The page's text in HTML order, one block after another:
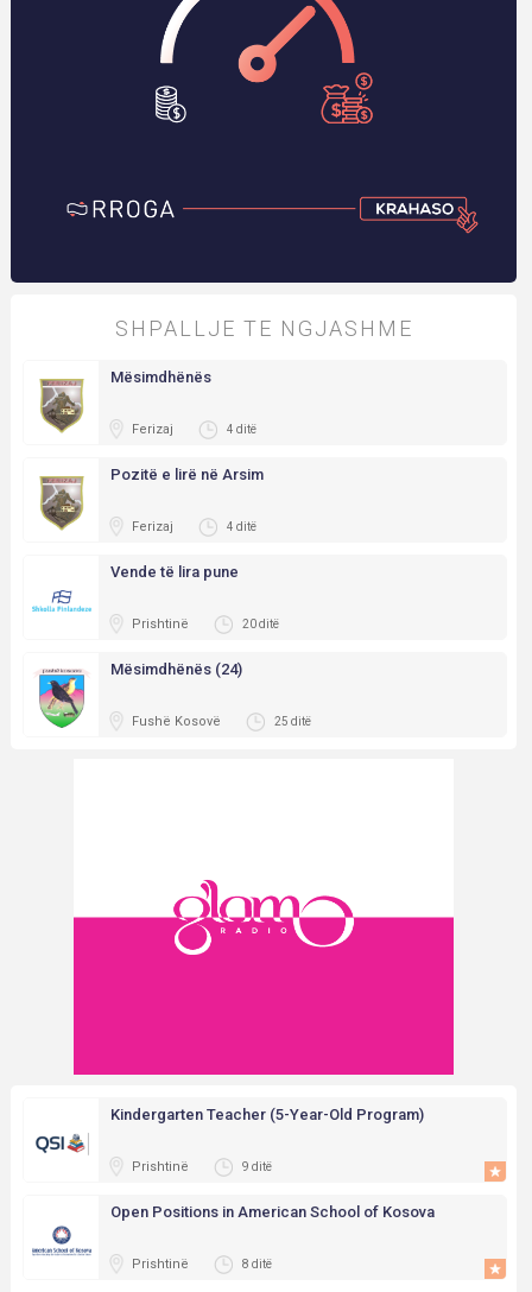
SHPALLJE TE NGJASHME
Mësimdhënës
Ferizaj 4 ditë
Pozitë e lirë në Arsim
Ferizaj 4 ditë
Vende të lira pune
Prishtinë 20 ditë
Mësimdhënës (24)
Fushë Kosovë 25 ditë
Kindergarten Teacher (5-Year-Old Program)
Prishtinë 9 ditë
Open Positions in American School of Kosova
Prishtinë 8 ditë